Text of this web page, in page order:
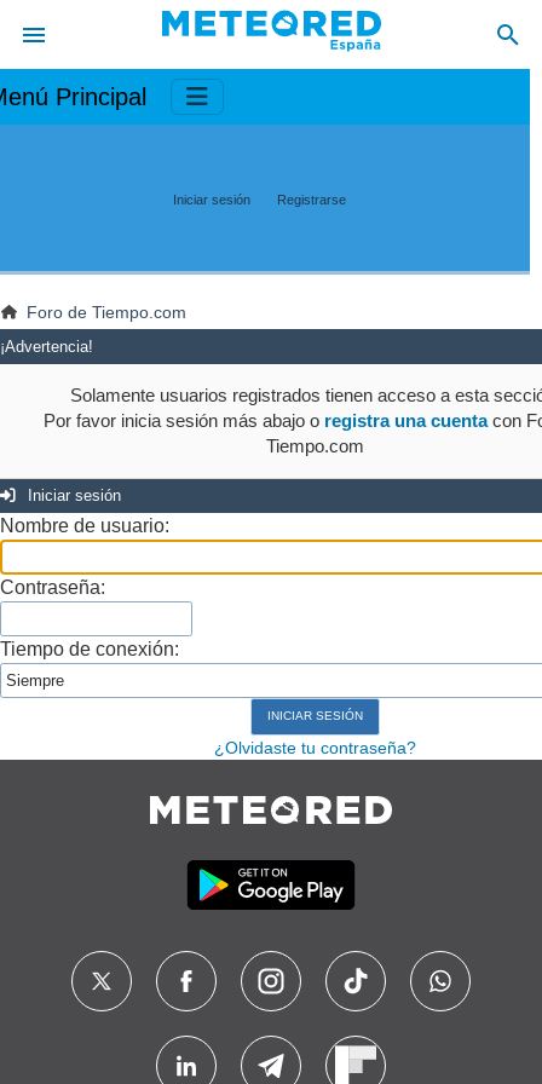
Principal
Iniciar sesión Registrarse
Foro de Tiempo.com
¡Advertencia!
Solamente usuarios registrados tienen acceso a esta
Por favor inicia sesión más abajo o registra una cuentacon
Tiempo.com
Iniciar sesión
Nombre de usuario:
Contraseña:
Tiempo de conexión:
¿Olvidaste tu contraseña?